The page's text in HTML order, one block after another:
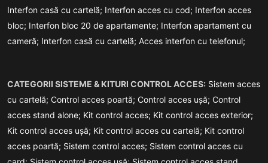
Interfon casă cu cartelă; Interfon acces cu cod; Interfon acces
bloc; Interfon bloc 20 de apartamente; Interfon apartament cu
cameră; Interfon casă cu cartelă; Acces interfon cu telefonul;
CATEGORII SISTEME & KITURI CONTROL ACCES: Sistem acces
cu cartelă; Control acces poartă; Control acces ușă; Control
acces stand alone; Kit control acces; Kit control acces exterior;
Kit control acces ușă; Kit control acces cu cartelă; Kit control
acces poartă; Sistem control acces; Sistem control acces cu